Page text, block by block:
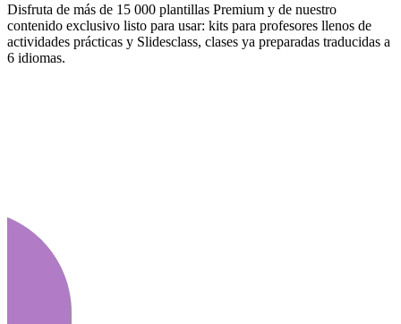
Disfruta de más de 15 000 plantillas Premium y de nuestro
contenido exclusivo listo para usar: kits para profesores llenos de
actividades prácticas y Slidesclass, clases ya preparadas traducidas a
6 idiomas.